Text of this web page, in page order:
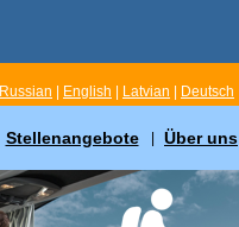
Russian English Latvian Deutsch
Stellenangebote Über uns